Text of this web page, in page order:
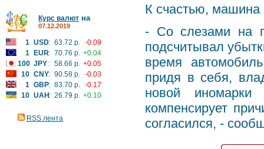
Курс валют на
07.12.2019
1 USD: 63.72 р. -0.09
1
EUR: 70.76 р. +0.04
100 JPY : 58.66 р. +0.05
10 CNY: 90.58 р. -0.03
1 GBP: 83.70 р. -0.17
10 UAH: 26.79 р. +0.10
RSS лента
К счастью, машина
- Со слезами на
подсчитывал
время
придя в себя,
новой иномарки
компенсирует
согласился, -